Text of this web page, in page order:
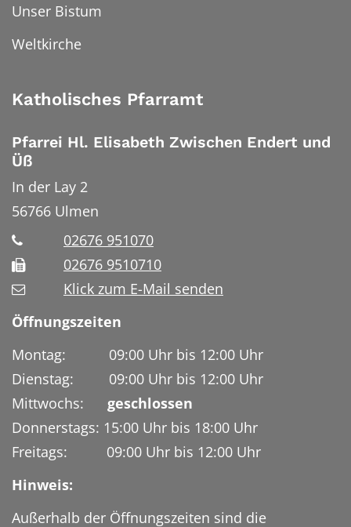
Unser Bistum
Weltkirche
Katholisches Pfarramt
Pfarrei Hl. Elisabeth Zwischen Endert und
Üß
In der Lay 2
56766 Ulmen
02676 951070
02676 9510710
Klick zum E-Mail senden
Öffnungszeiten
Montag: 09:00 Uhr bis 12:00 Uhr
Dienstag: 09:00 Uhr bis 12:00 Uhr
Mittwochs: geschlossen
Donnerstags: 15:00 Uhr bis 18:00 Uhr
Freitags: 09:00 Uhr bis 12:00 Uhr
Hinweis:
Außerhalb der Öffnungszeiten sind die